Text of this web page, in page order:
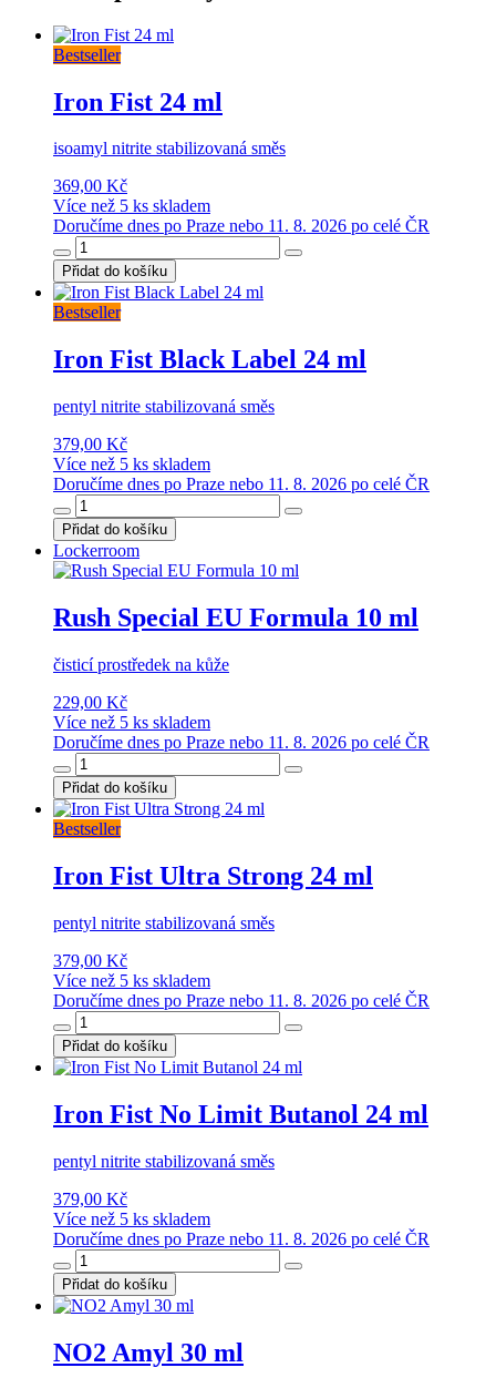
Bestseller
Iron Fist 24 ml
isoamyl nitrite stabilizovaná směs
369,00 Kč
Více než 5 ks skladem
Doručíme dnes po Praze nebo 11. 8. 2026 po celé ČR
Přidat do košíku
Bestseller
Iron Fist Black Label 24 ml
pentyl nitrite stabilizovaná směs
379,00 Kč
Více než 5 ks skladem
Doručíme dnes po Praze nebo 11. 8. 2026 po celé ČR
Přidat do košíku
Lockerroom
Rush Special EU Formula 10 ml
čisticí prostředek na kůže
229,00 Kč
Více než 5 ks skladem
Doručíme dnes po Praze nebo 11. 8. 2026 po celé ČR
Přidat do košíku
Bestseller
Iron Fist Ultra Strong 24 ml
pentyl nitrite stabilizovaná směs
379,00 Kč
Více než 5 ks skladem
Doručíme dnes po Praze nebo 11. 8. 2026 po celé ČR
Přidat do košíku
Iron Fist No Limit Butanol 24 ml
pentyl nitrite stabilizovaná směs
379,00 Kč
Více než 5 ks skladem
Doručíme dnes po Praze nebo 11. 8. 2026 po celé ČR
Přidat do košíku
NO2 Amyl 30 ml